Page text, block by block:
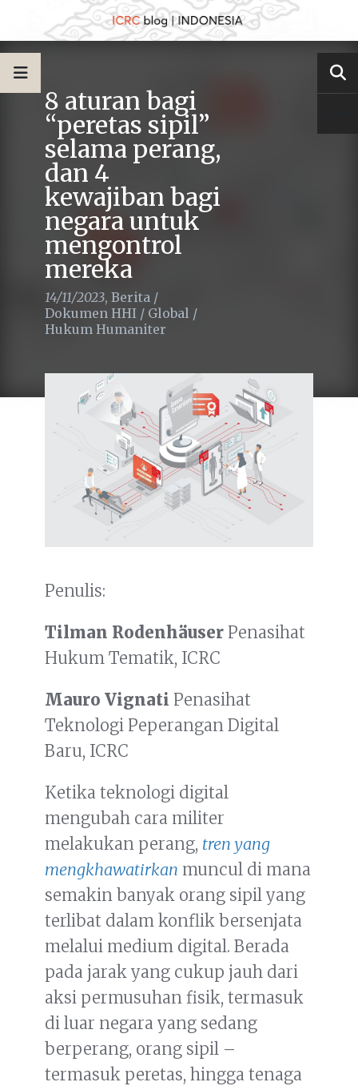
8 aturan bagi
“peretas sipil”
selama perang,
dan 4
kewajiban bagi
negara untuk
mengontrol
mereka
14/11/2023, Berita /
Dokumen HHI / Global /
Hukum Humaniter
Penulis:
Tilman Rodenhäuser Penasihat
Hukum Tematik, ICRC
Mauro Vignati Penasihat
Teknologi Peperangan Digital
Baru, ICRC
Ketika teknologi digital
mengubah cara militer
melakukan perang, tren yang
mengkhawatirkan muncul di mana
semakin banyak orang sipil yang
terlibat dalam konflik bersenjata
melalui medium digital. Berada
pada jarak yang cukup jauh dari
aksi permusuhan fisik, termasuk
di luar negara yang sedang
berperang, orang sipil –
termasuk peretas, hingga tenaga